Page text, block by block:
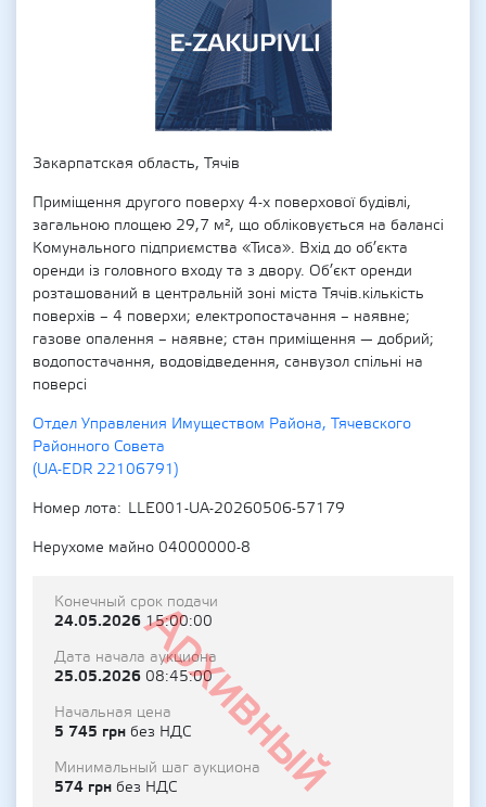
Закарпатская область, Тячів
Приміщення другого поверху 4-х поверхової будівлі,
загальною площею 29,7 м², що обліковується на балансі
Комунального підприємства «Тиса». Вхід до об’єкта
оренди із головного входу та з двору. Об’єкт оренди
розташований в центральній зоні міста Тячів.кількість
поверхів – 4 поверхи; електропостачання – наявне;
газове опалення – наявне; стан приміщення — добрий;
водопостачання, водовідведення, санвузол спільні на
поверсі
Отдел Управления Имуществом Района, Тячевского
Районного Совета
(UA-EDR 22106791)
Номер лота
LLE001-UA-20260506-57179
Нерухоме майно 04000000-8
Архивный
Конечный срок подачи
24.05.202615:00:00
Дата начала аукциона
25.05.2026 08:45:00
Начальная цена
5 745 грн без НДС
Минимальный шаг аукциона
574 грн без НДС